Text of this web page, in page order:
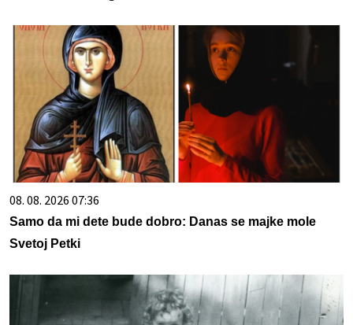
08. 08. 2026 07:36
Samo da mi dete bude dobro: Danas se majke mole
Svetoj Petki